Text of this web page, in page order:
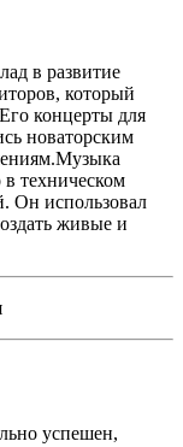
в развитие
который
концерты для
новаторским
техническом
Он использовал
живые и
успешен,